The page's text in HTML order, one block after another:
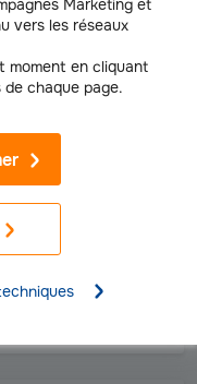
Marketing et
vers les réseaux
moment en cliquant
de chaque page.
son coût ?
assurance pour